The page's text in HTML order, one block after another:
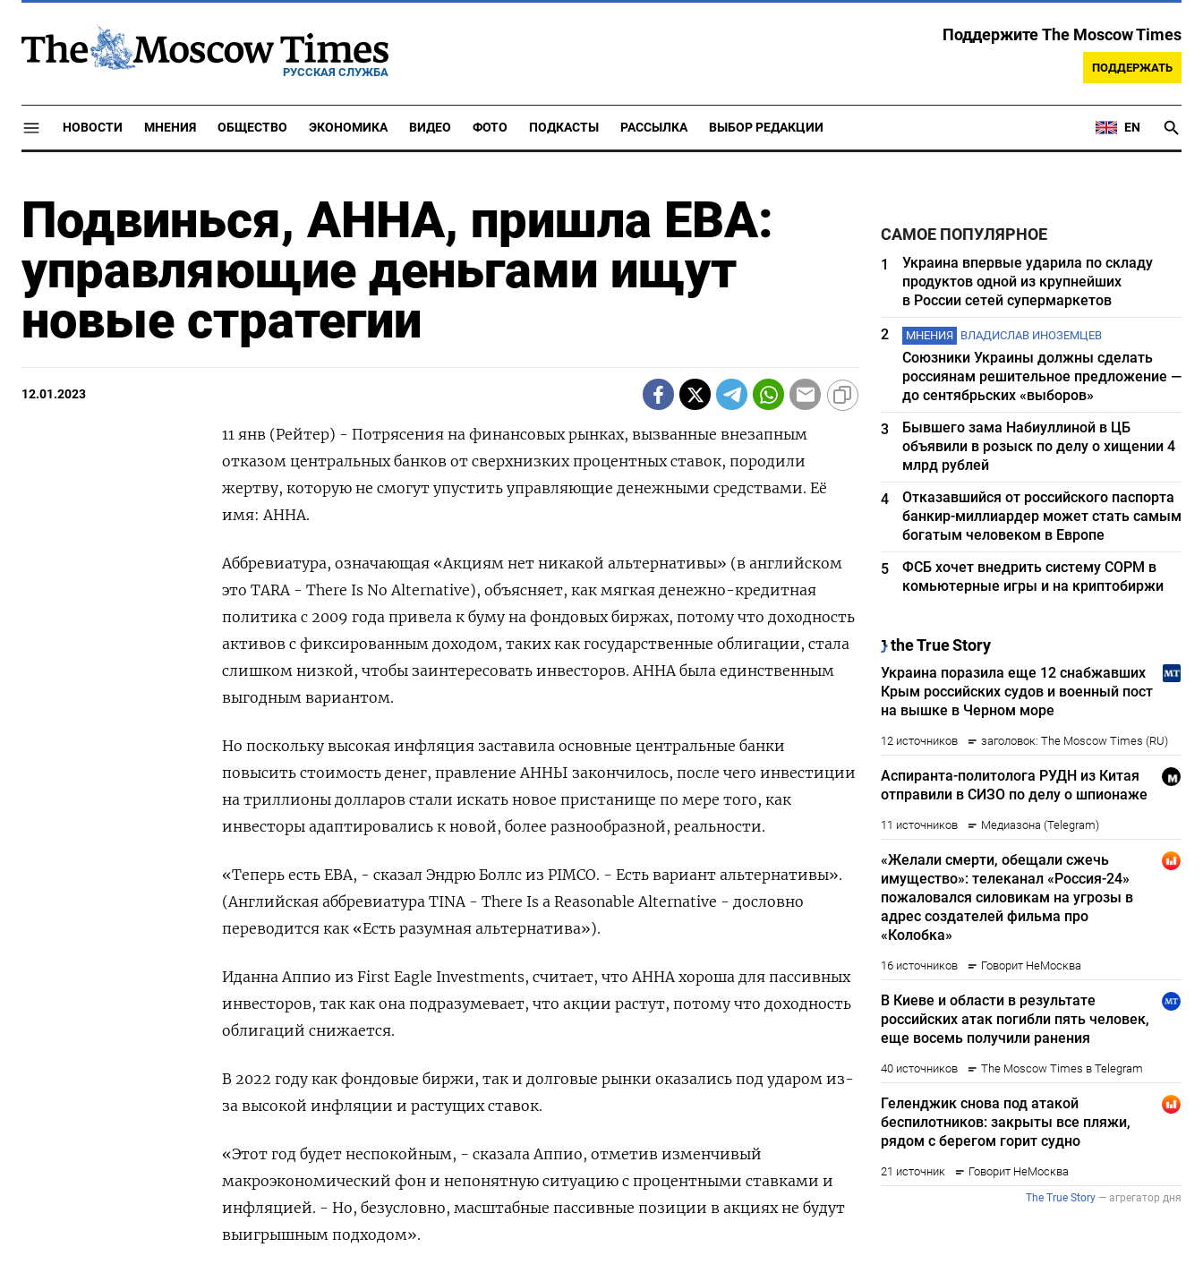
РУССКАЯ СЛУЖБА
Поддержите The Moscow Times
ПОДДЕРЖАТЬ
НОВОСТИ МНЕНИЯ ОБЩЕСТВО ЭКОНОМИКА ВИДЕО ФОТО ПОДКАСТЫ РАССЫЛКА ВЫБОР РЕДАКЦИИ EN
Подвинься, АННА, пришла ЕВА:
управляющие деньгами ищут
новые стратегии
12.01.2023
11 янв (Рейтер) - Потрясения на финансовых рынках, вызванные внезапным
отказом центральных банков от сверхнизких процентных ставок, породили
жертву, которую не смогут упустить управляющие денежными средствами. Её
имя: АННА.
Аббревиатура, означающая «Акциям нет никакой альтернативы» (в английском
это TARA - There Is No Alternative), объясняет, как мягкая денежно-кредитная
политика с 2009 года привела к буму на фондовых биржах, потому что доходность
активов с фиксированным доходом, таких как государственные облигации, стала
слишком низкой, чтобы заинтересовать инвесторов. АННА была единственным
выгодным вариантом.
Но поскольку высокая инфляция заставила основные центральные банки
повысить стоимость денег, правление АННЫ закончилось, после чего инвестиции
на триллионы долларов стали искать новое пристанище по мере того, как
инвесторы адаптировались к новой, более разнообразной, реальности.
«Теперь есть ЕВА, - сказал Эндрю Боллс из PIMCO. - Есть вариант альтернативы».
(Английская аббревиатура TINA - There Is a Reasonable Alternative - дословно
переводится как «Есть разумная альтернатива»).
Иданна Аппио из First Eagle Investments, считает, что АННА хороша для пассивных
инвесторов, так как она подразумевает, что акции растут, потому что доходность
облигаций снижается.
В 2022 году как фондовые биржи, так и долговые рынки оказались под ударом из-
за высокой инфляции и растущих ставок.
«Этот год будет неспокойным, - сказала Аппио, отметив изменчивый
макроэкономический фон и непонятную ситуацию с процентными ставками и
инфляцией. - Но, безусловно, масштабные пассивные позиции в акциях не будут
выигрышным подходом».
САМОЕ ПОПУЛЯРНОЕ
1
Украина впервые ударила по складу
продуктов одной из крупнейших
в России сетей супермаркетов
2
МНЕНИЯ ВЛАДИСЛАВ ИНОЗЕМЦЕВ
Союзники Украины должны сделать
россиянам решительное предложение —
до сентябрьских «выборов»
3
Бывшего зама Набиуллиной в ЦБ
объявили в розыск по делу о хищении 4
млрд рублей
4
Отказавшийся от российского паспорта
банкир-миллиардер может стать самым
богатым человеком в Европе
5
ФСБ хочет внедрить систему СОРМ в
комьютерные игры и на криптобиржи